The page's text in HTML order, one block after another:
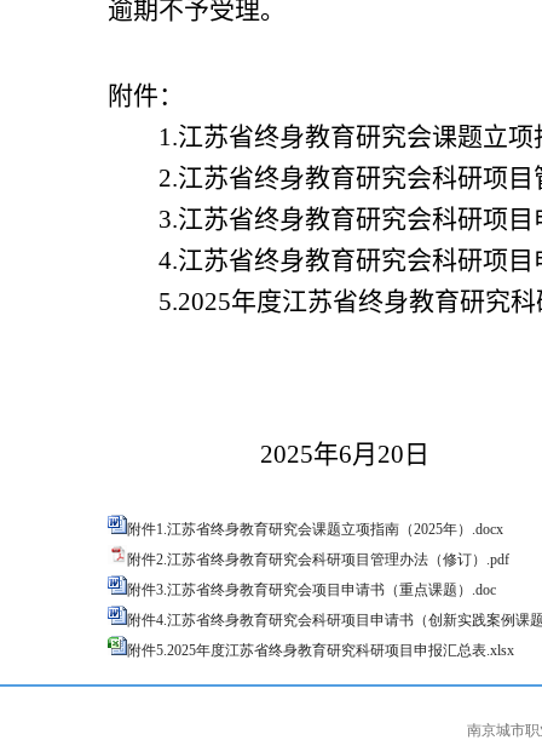
逾期不予受理。
附件：
1.江苏省终身教育研究会课题立项
2.江苏省终身教育研究会科研项目
3.江苏省终身教育研究会科研项
4.江苏省终身教育研究会科研项
5.2025年度江苏省终身教育研究
2025年6月 20 日
附件1.江苏省终身教育研究会课题立项指南（2025年）.docx
附件2.江苏省终身教育研究会科研项目管理办法（修订）.pdf
附件3.江苏省终身教育研究会项目申请书（重点课题）.doc
附件4.江苏省终身教育研究会科研项目申请书（创新实践案例课
附件5.2025年度江苏省终身教育研究科研项目申报汇总表.xlsx
南京城市职